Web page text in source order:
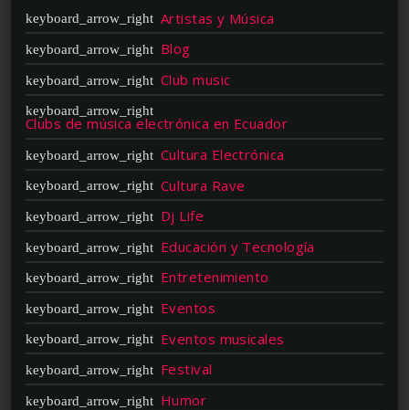
Artistas y Música
Blog
Club music
Clubs de música electrónica en Ecuador
Cultura Electrónica
Cultura Rave
Dj Life
Educación y Tecnología
Entretenimiento
Eventos
Eventos musicales
Festival
Humor